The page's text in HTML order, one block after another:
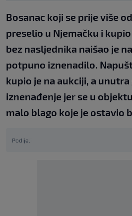
Bosanac koji se prije više
preselio u Njemačku i
bez nasljednika naišao je
potpuno iznenadilo.
kupio je na aukciji, a
iznenađenje jer se u
malo blago koje je ostavio
Podijeli